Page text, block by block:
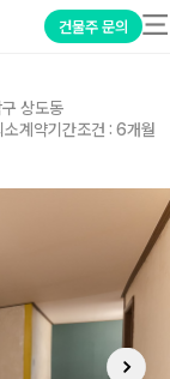
건물주 문의
상도동
소계약기간조건 : 6개월